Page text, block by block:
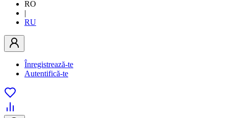
RO
|
RU
Înregistrează-te
Autentifică-te